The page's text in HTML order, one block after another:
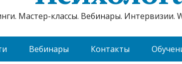
Мастер-классы. Вебинары. Интервизии.
Вебинары Контакты